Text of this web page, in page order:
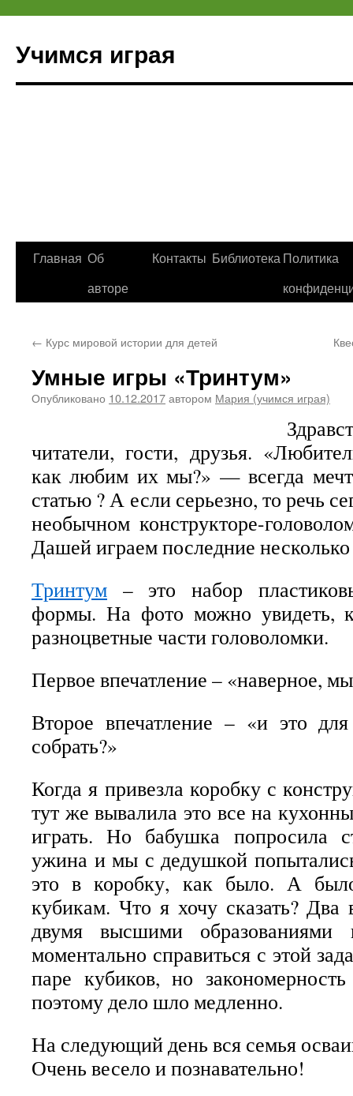
Учимся играя
Перейти
Главная Об
авторе
Контакты Библиотека Политика
← Курс мировой истории для детей
Умные игры «Тринтум»
Опубликовано 10.12.2017автором Мария (учимся играя)
читатели, гости, друзья.
как любим их мы?» — всегда
статью ? А если серьезно, то речь
необычном конструкторе-
Дашей играем последние
Тринтум – это набор
формы. На фото можно увидеть,
разноцветные части головоломки.
Первое впечатление – «наверное,
Второе впечатление – «и это
собрать?»
Когда я привезла коробку с
тут же вывалила это все на
играть. Но бабушка попросила
ужина и мы с дедушкой
это в коробку, как было. А
кубикам. Что я хочу сказать? Два
двумя высшими
моментально справиться с этой
паре кубиков, но
поэтому дело шло медленно.
На следующий день вся семья
Очень весело и познавательно!